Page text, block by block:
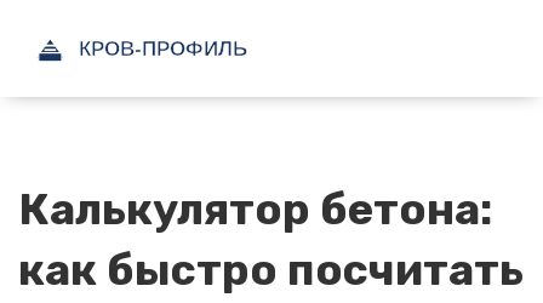
Калькулятор бетона:
как быстро посчитать